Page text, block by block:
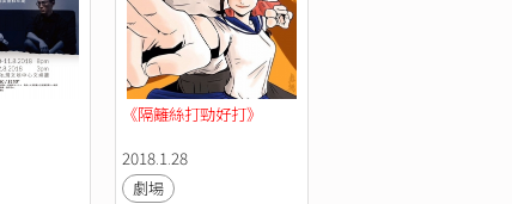
《隔籬絲打勁好打》
2018.1.28
劇場